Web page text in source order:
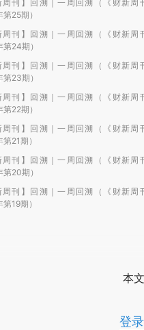
周刊】回溯｜一周回溯（《财新周
25期）
周刊】回溯｜一周回溯（《财新周
24期）
周刊】回溯｜一周回溯（《财新周
23期）
周刊】回溯｜一周回溯（《财新周
22期）
周刊】回溯｜一周回溯（《财新周
21期）
周刊】回溯｜一周回溯（《财新周
20期）
周刊】回溯｜一周回溯（《财新周
19期）
本
登录